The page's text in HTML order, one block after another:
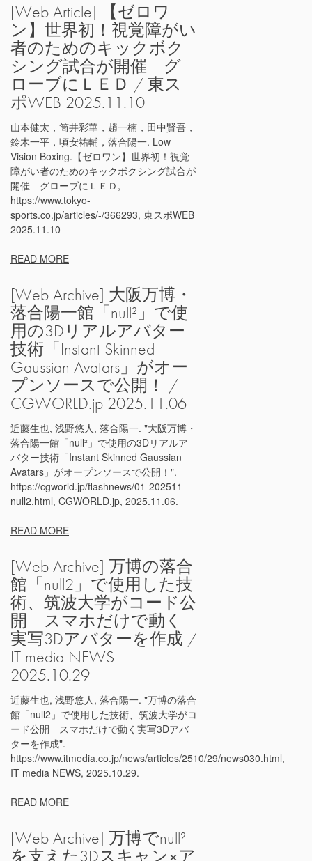
[Web Article] 【ゼロワ
ン】世界初！視覚障がい
者のためのキックボク
シング試合が開催 グ
ローブにＬＥＤ / 東ス
ポWEB 2025.11.10
山本健太，筒井彩華，趙一楠，田中賢吾，
鈴木一平，頃安祐輔，落合陽一. Low
Vision Boxing.【ゼロワン】世界初！視覚
障がい者のためのキックボクシング試合が
開催 グローブにＬＥＤ,
https://www.tokyo-
sports.co.jp/articles/-/366293, 東スポWEB
2025.11.10
READ MORE
[Web Archive] 大阪万博・
落合陽一館「null²」で使
用の3Dリアルアバター
技術「Instant Skinned
Gaussian Avatars」がオー
プンソースで公開！ /
CGWORLD.jp 2025.11.06
近藤生也, 浅野悠人, 落合陽一. "大阪万博・
落合陽一館「null²」で使用の3Dリアルア
バター技術「Instant Skinned Gaussian
Avatars」がオープンソースで公開！".
https://cgworld.jp/flashnews/01-202511-
null2.html, CGWORLD.jp, 2025.11.06.
READ MORE
[Web Archive] 万博の落合
館「null2」で使用した技
術、筑波大学がコード公
開 スマホだけで動く
実写3Dアバターを作成 /
IT media NEWS
2025.10.29
近藤生也, 浅野悠人, 落合陽一. "万博の落合
館「null2」で使用した技術、筑波大学がコ
ード公開 スマホだけで動く実写3Dアバ
ターを作成".
https://www.itmedia.co.jp/news/articles/2510/29/news030.html,
IT media NEWS, 2025.10.29.
READ MORE
[Web Archive] 万博でnull²
を支えた3Dスキャン×ア